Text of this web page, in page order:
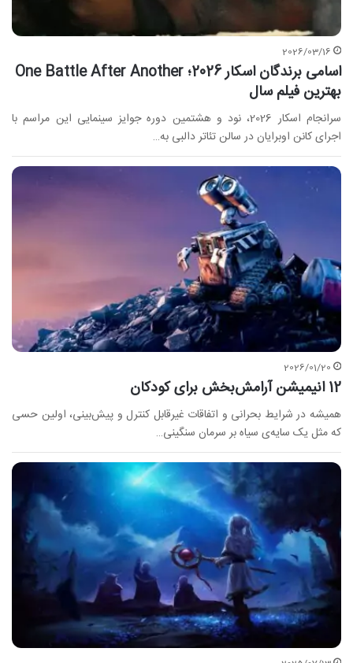
2026/03/16
اسامی برندگان اسکار 2026؛ One Battle After Another
بهترین فیلم سال
سرانجام اسکار 2026، نود و هشتمین دوره جوایز سینمایی این مراسم با
اجرای کانن اوبرایان در سالن تئاتر دالبی به…
2026/01/20
12 انیمیشن آرامش‌بخش برای کودکان
همیشه در شرایط بحرانی و اتفاقات غیرقابل کنترل و پیش‌بینی، اولین حسی
که مثل یک سایه‌ی سیاه بر سرمان سنگینی…